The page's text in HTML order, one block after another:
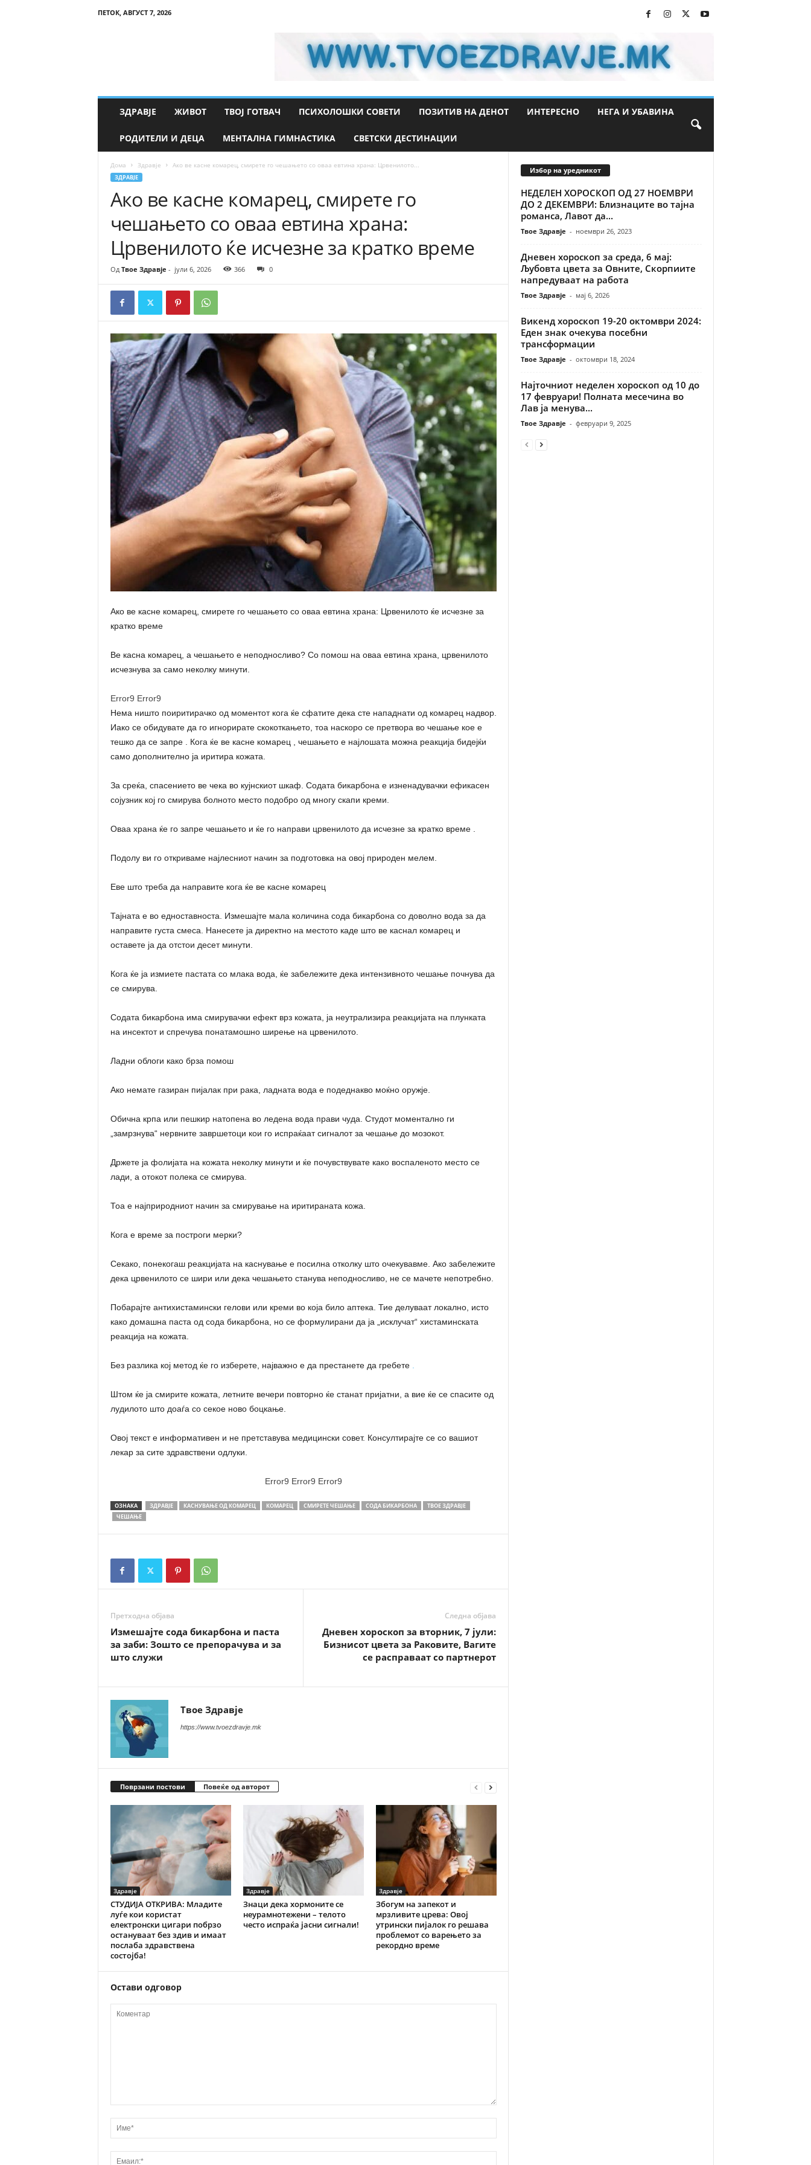
ПЕТОК, АВГУСТ 7, 2026
ЗДРАВЈЕ ЖИВОТ ТВОЈ ГОТВАЧ ПСИХОЛОШКИ СОВЕТИ ПОЗИТИВ НА ДЕНОТ ИНТЕРЕСНО НЕГА И УБАВИНА
РОДИТЕЛИ И ДЕЦА МЕНТАЛНА ГИМНАСТИКА СВЕТСКИ ДЕСТИНАЦИИ
Дома Здравје Ако ве касне комарец, смирете го чешањето со оваа евтина храна: Црвенилото...
ЗДРАВЈЕ
Ако ве касне комарец, смирете го
чешањето со оваа евтина храна:
Црвенилото ќе исчезне за кратко време
Од Твое Здравје - јули 6, 2026 366 0
Ако ве касне комарец, смирете го чешањето со оваа евтина храна: Црвенилото ќе исчезне за
кратко време
Ве касна комарец, а чешањето е неподносливо? Со помош на оваа евтина храна, црвенилото
исчезнува за само неколку минути.
Error9 Error9
Нема ништо поиритирачко од моментот кога ќе сфатите дека сте нападнати од комарец надвор.
Иако се обидувате да го игнорирате скокоткањето, тоа наскоро се претвора во чешање кое е
тешко да се запре . Кога ќе ве касне комарец , чешањето е најлошата можна реакција бидејќи
само дополнително ја иритира кожата.
За среќа, спасението ве чека во кујнскиот шкаф. Содата бикарбона е изненадувачки ефикасен
сојузник кој го смирува болното место подобро од многу скапи креми.
Оваа храна ќе го запре чешањето и ќе го направи црвенилото да исчезне за кратко време .
Подолу ви го откриваме најлесниот начин за подготовка на овој природен мелем.
Еве што треба да направите кога ќе ве касне комарец
Тајната е во едноставноста. Измешајте мала количина сода бикарбона со доволно вода за да
направите густа смеса. Нанесете ја директно на местото каде што ве каснал комарец и
оставете ја да отстои десет минути.
Кога ќе ја измиете пастата со млака вода, ќе забележите дека интензивното чешање почнува да
се смирува.
Содата бикарбона има смирувачки ефект врз кожата, ја неутрализира реакцијата на плунката
на инсектот и спречува понатамошно ширење на црвенилото.
Ладни облоги како брза помош
Ако немате газиран пијалак при рака, ладната вода е подеднакво моќно оружје.
Обична крпа или пешкир натопена во ледена вода прави чуда. Студот моментално ги
„замрзнува“ нервните завршетоци кои го испраќаат сигналот за чешање до мозокот.
Држете ја фолијата на кожата неколку минути и ќе почувствувате како воспаленото место се
лади, а отокот полека се смирува.
Тоа е најприродниот начин за смирување на иритираната кожа.
Кога е време за построги мерки?
Секако, понекогаш реакцијата на каснување е посилна отколку што очекувавме. Ако забележите
дека црвенилото се шири или дека чешањето станува неподносливо, не се мачете непотребно.
Побарајте антихистамински гелови или креми во која било аптека. Тие делуваат локално, исто
како домашна паста од сода бикарбона, но се формулирани да ја „исклучат“ хистаминската
реакција на кожата.
Без разлика кој метод ќе го изберете, најважно е да престанете да гребете
Штом ќе ја смирите кожата, летните вечери повторно ќе станат пријатни, а вие ќе се спасите од
лудилото што доаѓа со секое ново боцкање.
Овој текст е информативен и не претставува медицински совет. Консултирајте се со вашиот
лекар за сите здравствени одлуки.
Error9 Error9 Error9
ОЗНАКА ЗДРАВЈЕ КАСНУВАЊЕ ОД КОМАРЕЦ КОМАРЕЦ СМИРЕТЕ ЧЕШАЊЕ СОДА БИКАРБОНА
ТВОЕ ЗДРАВЈЕ
ЧЕШАЊЕ
Претходна објава
Измешајте сода бикарбона и паста
за заби: Зошто се препорачува и за
што служи
Следна објава
Дневен хороскоп за вторник, 7 јули:
Бизнисот цвета за Раковите, Вагите
се расправаат со партнерот
Твое Здравје
https://www.tvoezdravje.mk
Поврзани постови Повеќе од авторот
Здравје
СТУДИЈА ОТКРИВА: Младите
луѓе кои користат
електронски цигари побрзо
остануваат без здив и имаат
послаба здравствена
состојба!
Здравје
Знаци дека хормоните се
неурамнотежени – телото
често испраќа јасни сигнали!
Здравје
Збогум на запекот и
мрзливите црева: Овој
утрински пијалок го решава
проблемот со варењето за
рекордно време
Остави одговор
Избор на уредникот
НЕДЕЛЕН ХОРОСКОП ОД 27 НОЕМВРИ
ДО 2 ДЕКЕМВРИ: Близнаците во тајна
романса, Лавот да...
Твое Здравје - ноември 26, 2023
Дневен хороскоп за среда, 6 мај:
Љубовта цвета за Овните, Скорпиите
напредуваат на работа
Твое Здравје - мај 6, 2026
Викенд хороскоп 19-20 октомври 2024:
Еден знак очекува посебни
трансформации
Твое Здравје - октомври 18, 2024
Најточниот неделен хороскоп од 10 до
17 февруари! Полната месечина во
Лав ја менува...
Твое Здравје - февруари 9, 2025